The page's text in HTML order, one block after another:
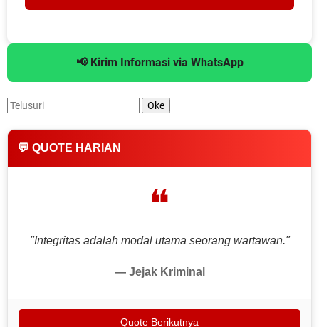
📢 Kirim Informasi via WhatsApp
💬 QUOTE HARIAN
❝
"Integritas adalah modal utama seorang wartawan."
— Jejak Kriminal
Quote Berikutnya